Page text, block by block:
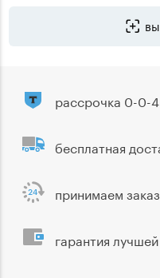
рассрочка 0-0-
бесплатная
принимаем
гарантия